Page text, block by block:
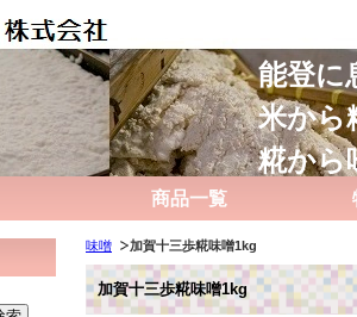
能登に
米から
糀から
商品一覧
味噌 加賀十三歩糀味噌1kg
加賀十三歩糀味噌1kg